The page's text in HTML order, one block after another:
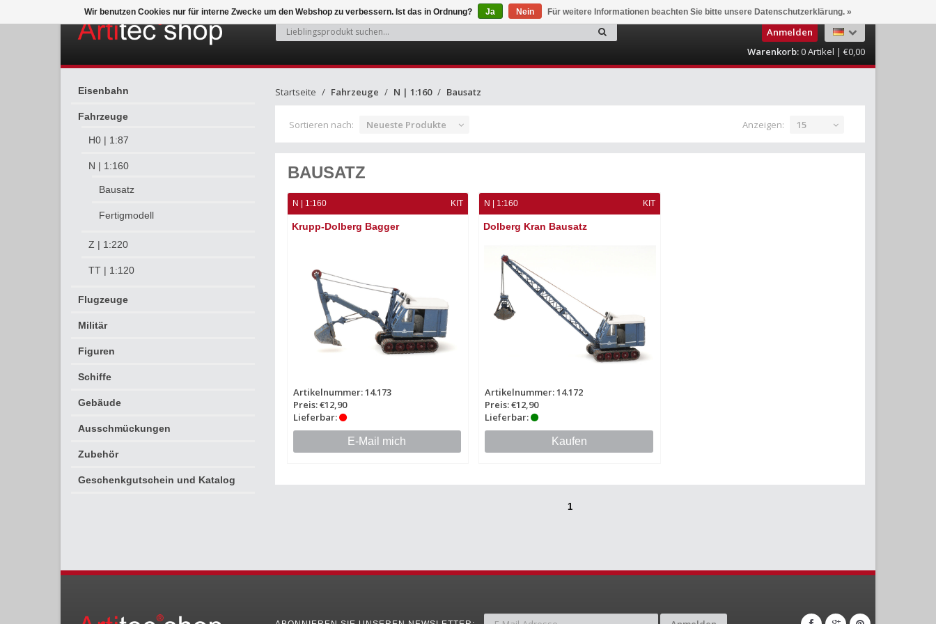
Anmelden
Warenkorb:0Artikel | €0,00
Eisenbahn
Fahrzeuge
H0 | 1:87
N | 1:160
Bausatz
Fertigmodell
Z | 1:220
TT | 1:120
Flugzeuge
Militär
Figuren
Schiffe
Gebäude
Ausschmückungen
Zubehör
Geschenkgutschein und Katalog
Startseite Fahrzeuge N | 1:160 Bausatz
Sortieren nach: Neueste Produkte Anzeigen: 15
BAUSATZ
N | 1:160 KIT
Krupp-Dolberg Bagger
Artikelnummer: 14.173
Preis: €12,90
Lieferbar:
E-Mail mich
N | 1:160 KIT
Dolberg Kran Bausatz
Artikelnummer: 14.172
Preis: €12,90
Lieferbar:
Kaufen
1
Wir benutzen Cookies nur für interne Zwecke um den Webshop zu verbessern. Ist das in Ordnung? Ja Nein Für weitere Informationen beachten Sie bitte unsere Datenschutzerklärung. »